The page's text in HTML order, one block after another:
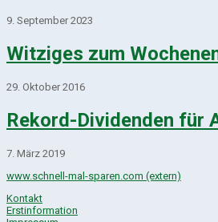
9. September 2023
Witziges zum
29. Oktober 2016
Rekord-Dividenden für
7. März 2019
www.schnell-mal-sparen.com (extern)
Kontakt
Erstinformation